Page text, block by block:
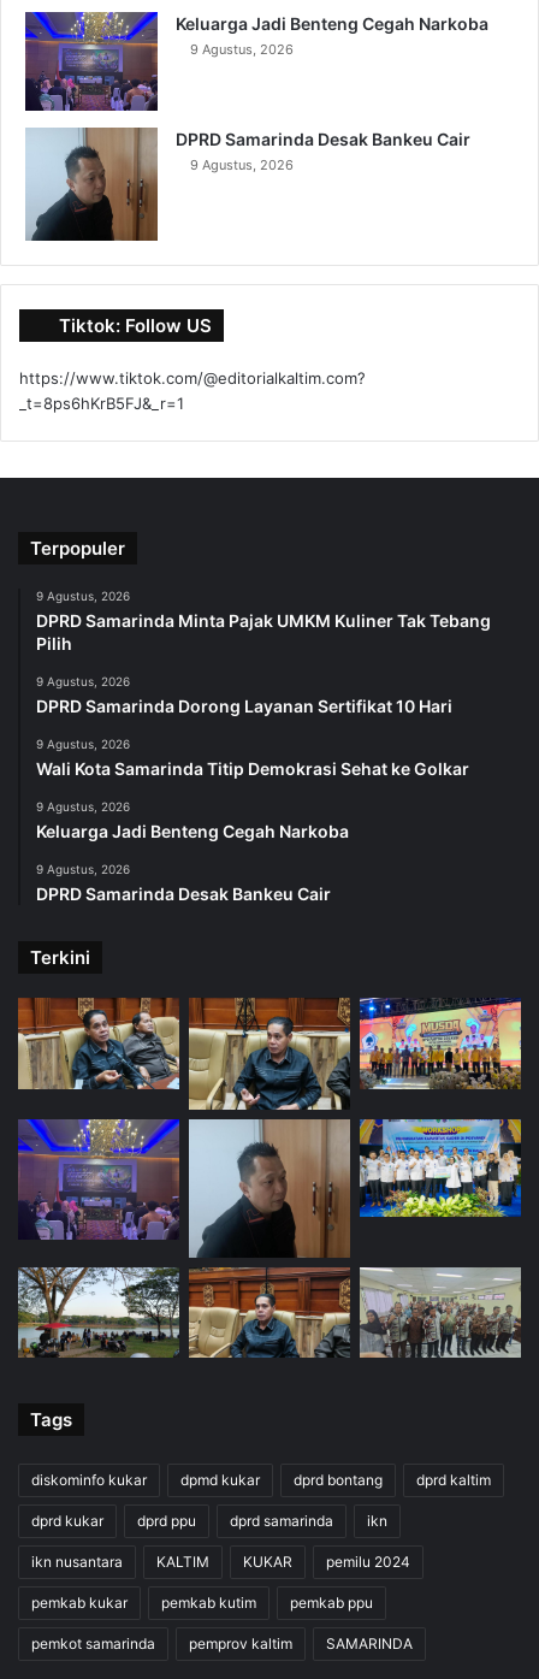
Keluarga Jadi Benteng Cegah Narkoba
9 Agustus, 2026
DPRD Samarinda Desak Bankeu Cair
9 Agustus, 2026
Tiktok: Follow US
https://www.tiktok.com/@editorialkaltim.com?
_t=8ps6hKrB5FJ&_r=1
Terpopuler
9 Agustus, 2026
DPRD Samarinda Minta Pajak UMKM Kuliner Tak Tebang
Pilih
9 Agustus, 2026
DPRD Samarinda Dorong Layanan Sertifikat 10 Hari
9 Agustus, 2026
Wali Kota Samarinda Titip Demokrasi Sehat ke Golkar
9 Agustus, 2026
Keluarga Jadi Benteng Cegah Narkoba
9 Agustus, 2026
DPRD Samarinda Desak Bankeu Cair
Terkini
Tags
diskominfo kukar dpmd kukar dprd bontang dprd kaltim
dprd kukar dprd ppu dprd samarinda ikn
ikn nusantara KALTIM KUKAR pemilu 2024
pemkab kukar pemkab kutim pemkab ppu
pemkot samarinda pemprov kaltim SAMARINDA